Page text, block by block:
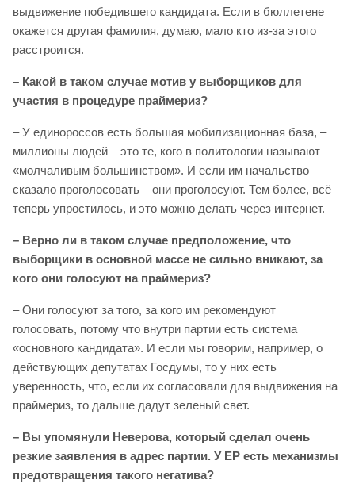
выдвижение победившего кандидата. Если в бюллетене
окажется другая фамилия, думаю, мало кто из-за этого
расстроится.
– Какой в таком случае мотив у выборщиков для
участия в процедуре праймериз?
– У единороссов есть большая мобилизационная база, –
миллионы людей – это те, кого в политологии называют
«молчаливым большинством». И если им начальство
сказало проголосовать – они проголосуют. Тем более, всё
теперь упростилось, и это можно делать через интернет.
– Верно ли в таком случае предположение, что
выборщики в основной массе не сильно вникают, за
кого они голосуют на праймериз?
– Они голосуют за того, за кого им рекомендуют
голосовать, потому что внутри партии есть система
«основного кандидата». И если мы говорим, например, о
действующих депутатах Госдумы, то у них есть
уверенность, что, если их согласовали для выдвижения на
праймериз, то дальше дадут зеленый свет.
– Вы упомянули Неверова, который сделал очень
резкие заявления в адрес партии. У ЕР есть механизмы
предотвращения такого негатива?